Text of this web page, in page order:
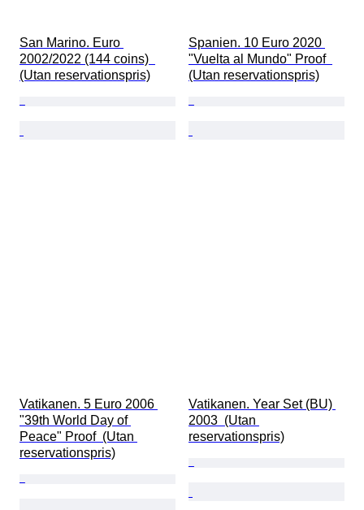
San Marino. Euro
2002/2022 (144 coins)
(Utan reservationspris)
Spanien. 10 Euro 2020
"Vuelta al Mundo" Proof
(Utan reservationspris)
Vatikanen. 5 Euro 2006
"39th World Day of
Peace" Proof  (Utan
reservationspris)
Vatikanen. Year Set (BU)
2003  (Utan
reservationspris)